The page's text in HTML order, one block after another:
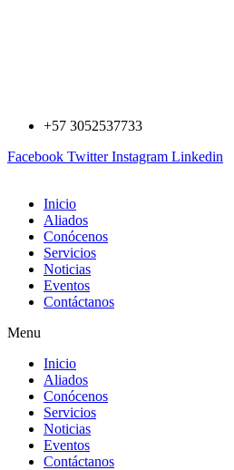
+57 3052537733
Facebook Twitter Instagram Linkedin
Inicio
Aliados
Conócenos
Servicios
Noticias
Eventos
Contáctanos
Menu
Inicio
Aliados
Conócenos
Servicios
Noticias
Eventos
Contáctanos